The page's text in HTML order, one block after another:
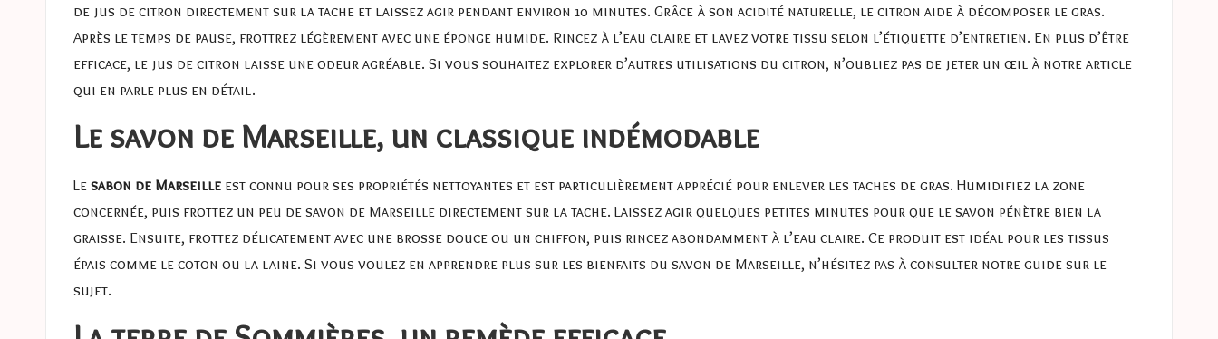
de jus de citron directement sur la tache et laissez agir pendant environ 10 minutes. Grâce à son acidité naturelle, le citron aide à décomposer le gras.
Après le temps de pause, frottrez légèrement avec une éponge humide. Rincez à l’eau claire et lavez votre tissu selon l’étiquette d’entretien. En plus d’être
efficace, le jus de citron laisse une odeur agréable. Si vous souhaitez explorer d’autres utilisations du citron, n’oubliez pas de jeter un œil à notre article
qui en parle plus en détail.
Le savon de Marseille, un classique indémodable
Le sabon de Marseille est connu pour ses propriétés nettoyantes et est particulièrement apprécié pour enlever les taches de gras. Humidifiez la zone
concernée, puis frottez un peu de savon de Marseille directement sur la tache. Laissez agir quelques petites minutes pour que le savon pénètre bien la
graisse. Ensuite, frottez délicatement avec une brosse douce ou un chiffon, puis rincez abondamment à l’eau claire. Ce produit est idéal pour les tissus
épais comme le coton ou la laine. Si vous voulez en apprendre plus sur les bienfaits du savon de Marseille, n’hésitez pas à consulter notre guide sur le
sujet.